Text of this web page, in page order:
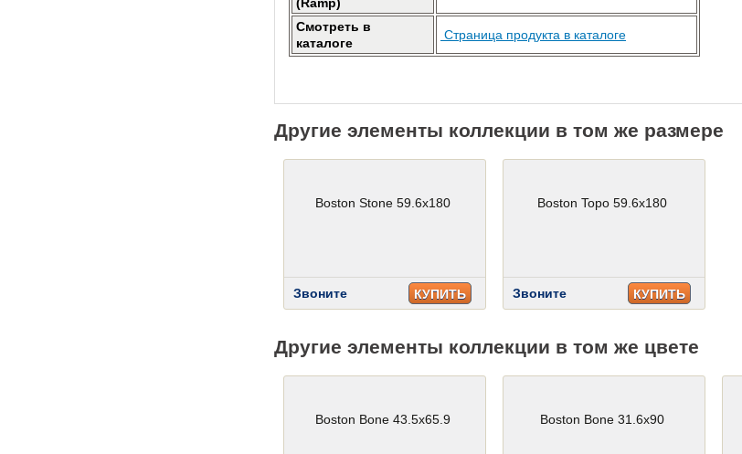
Смотреть в
каталоге
Страница продукта в каталоге
Другие элементы коллекции в том же размере
Boston Stone 59.6x180
Звоните КУПИТЬ
Boston Topo 59.6x180
Звоните КУПИТЬ
Другие элементы коллекции в том же цвете
Boston Bone 43.5x65.9 Boston Bone 31.6x90